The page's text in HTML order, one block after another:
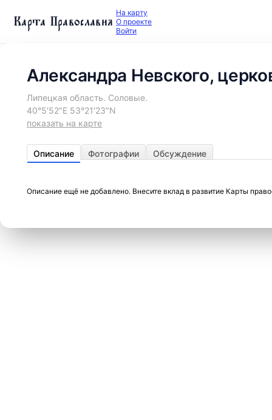
Карта Православия На карту
О проекте
Войти
Александра Невского,
Липецкая область. Соловые.
40°5′52″E 53°21′23″N
показать на карте
Описание Фотографии Обсуждение
Описание ещё не добавлено. Внесите вклад в развитие Карты